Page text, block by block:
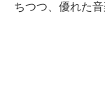
ちつつ、優れた